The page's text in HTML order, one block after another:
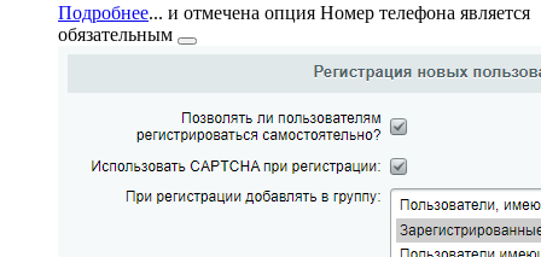
Подробнее... и отмечена опция Номер телефона является
обязательным